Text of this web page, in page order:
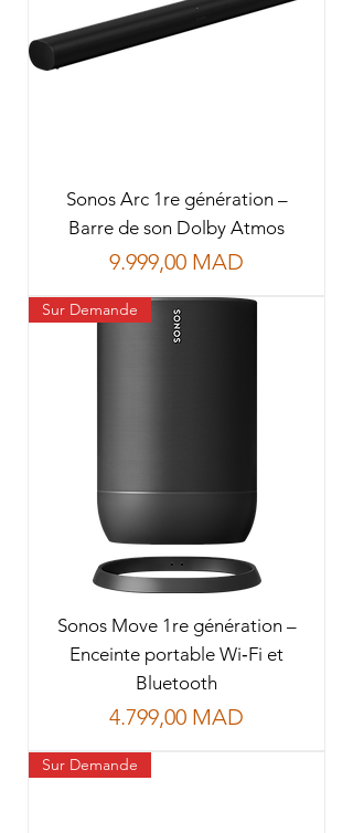
Sonos Arc 1re génération –
Barre de son Dolby Atmos
Prix
9.999,00 MAD
Sur Demande
Sonos Move 1re génération –
Enceinte portable Wi‑Fi et
Bluetooth
Prix
4.799,00 MAD
Sur Demande